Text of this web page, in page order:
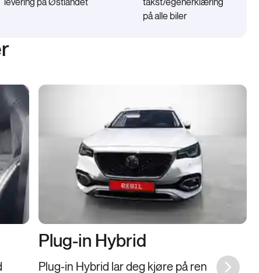
levering på Østlandet
takst/egenerklæring
på alle biler
Plug-in Hybrid
Plug-in Hybrid lar deg kjøre på ren